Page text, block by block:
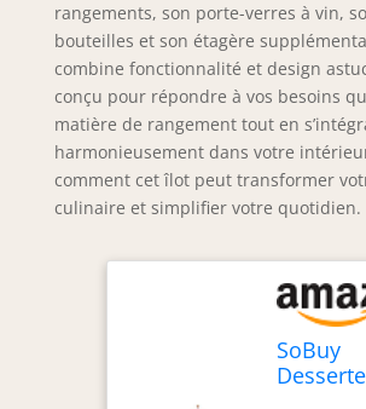
rangements, son porte-verres à vin,
bouteilles et son étagère
combine fonctionnalité et design
conçu pour répondre à vos besoins
matière de rangement tout en
harmonieusement dans votre
comment cet îlot peut transformer
culinaire et simplifier votre quotidien.
SoBuy